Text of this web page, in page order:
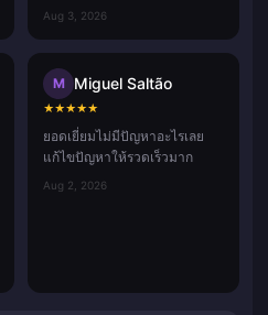
Aug 3, 2026
M Miguel Saltão
★★★★★
ยอดเยี่ยมไม่มีปัญหาอะไรเลย
แก้ไขปัญหาให้รวดเร็วมาก
Aug 2, 2026